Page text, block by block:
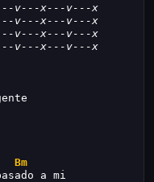
v---x---v---x
v---x---v---x
v---x---v---x
v---x---v---x
Bm
a mi